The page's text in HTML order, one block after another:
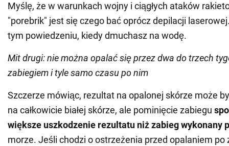
Myślę, że w warunkach wojny i ciągłych ataków
"porebrik" jest się czego bać oprócz depilacji
tym powiedzeniu, kiedy dmuchasz na wodę.
Mit drugi: nie można opalać się przez dwa do trzech
zabiegiem i tyle samo czasu po nim
Szczerze mówiąc, rezultat na opalonej skórze może
na całkowicie białej skórze, ale pominięcie zabiegu
większe uszkodzenie rezultatu niż zabieg wykonany
morze. Jeśli chodzi o ostrzeżenia przed opalaniem po